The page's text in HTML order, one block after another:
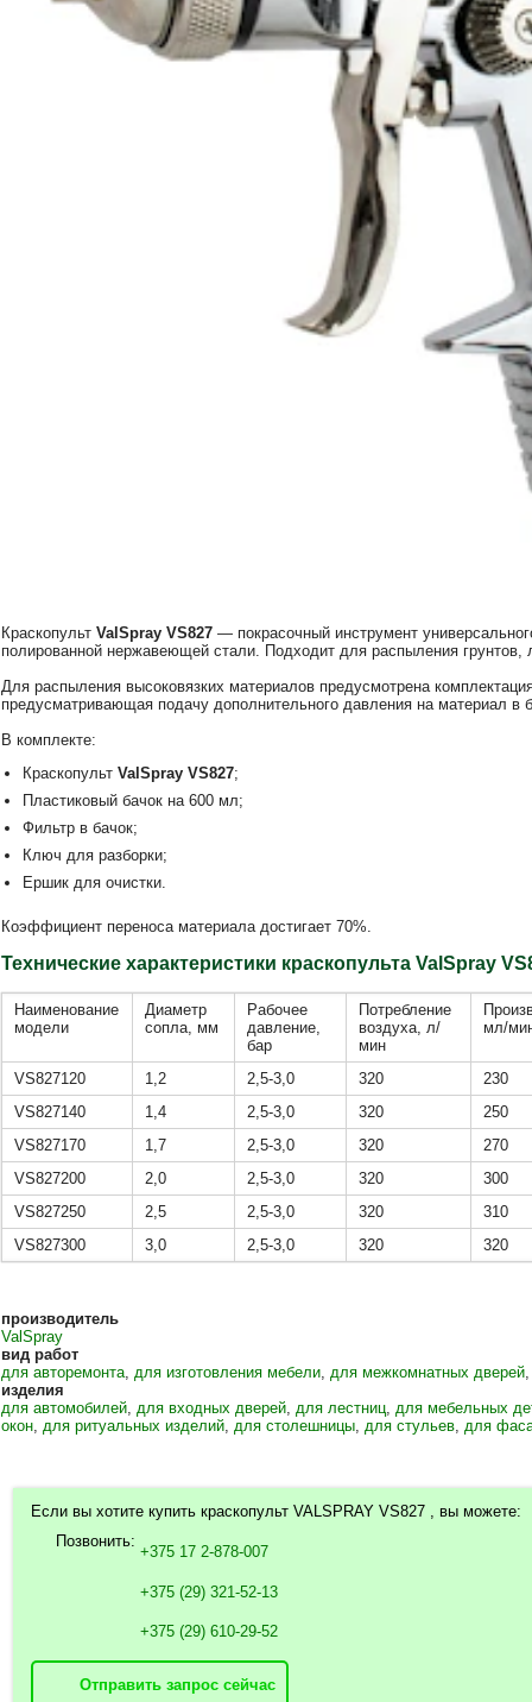
Краскопульт ValSpray VS827 — покрасочный инструмент
полированной нержавеющей стали. Подходит для распыления грунтов,
Для распыления высоковязких материалов предусмотрена
предусматривающая подачу дополнительного давления на материал в
В комплекте:
Краскопульт ValSpray VS827;
Пластиковый бачок на 600 мл;
Фильтр в бачок;
Ключ для разборки;
Ершик для очистки.
Коэффициент переноса материала достигает 70%.
Технические характеристики краскопульта ValSpray
Наименование
модели
Диаметр
сопла, мм
Рабочее
давление,
бар
Потребление
воздуха, л/
мин
мл/
VS827120 1,2 2,5-3,0 320
230
VS827140
1,4 2,5-3,0 320
250
VS827170
1,7 2,5-3,0 320
270
VS827200
2,0 2,5-3,0 320
300
VS827250
2,5 2,5-3,0 320
310
VS827300
3,0 2,5-3,0 320 320
производитель
ValSpray
вид работ
для авторемонта для изготовления мебели для межкомнатных дверей
изделия
для автомобилей для входных дверей для лестниц для мебельных
окон для ритуальных изделий для столешницы для стульев для
Если вы хотите купить краскопульт VALSPRAY VS827 , вы можете:
Позвонить:
+375 17 2-878-007
+375 (29) 321-52-13
+375 (29) 610-29-52
Отправить запрос сейчас